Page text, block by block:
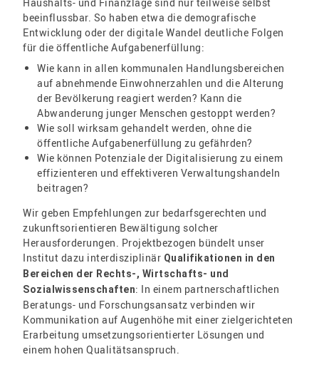
Haushalts- und Finanzlage sind nur teilweise selbst
beeinflussbar. So haben etwa die demografische
Entwicklung oder der digitale Wandel deutliche Folgen
für die öffentliche Aufgabenerfüllung:
Wie kann in allen kommunalen Handlungsbereichen
auf abnehmende Einwohnerzahlen und die Alterung
der Bevölkerung reagiert werden? Kann die
Abwanderung junger Menschen gestoppt werden?
Wie soll wirksam gehandelt werden, ohne die
öffentliche Aufgabenerfüllung zu gefährden?
Wie können Potenziale der Digitalisierung zu einem
effizienteren und effektiveren Verwaltungshandeln
beitragen?
Wir geben Empfehlungen zur bedarfsgerechten und
zukunftsorientieren Bewältigung solcher
Herausforderungen. Projektbezogen bündelt unser
Institut dazu interdisziplinär Qualifikationen in den
Bereichen der Rechts-, Wirtschafts- und
Sozialwissenschaften: In einem partnerschaftlichen
Beratungs- und Forschungsansatz verbinden wir
Kommunikation auf Augenhöhe mit einer zielgerichteten
Erarbeitung umsetzungsorientierter Lösungen und
einem hohen Qualitätsanspruch.